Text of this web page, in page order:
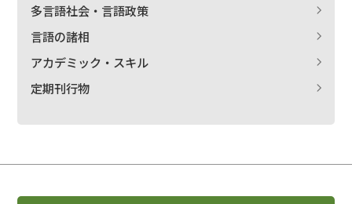
多言語社会・言語政策
言語の諸相
アカデミック・スキル
定期刊行物